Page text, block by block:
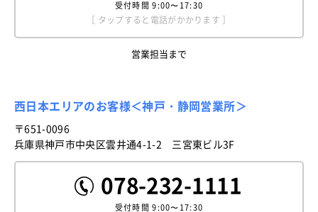
受付時間9:00〜17:30
［ タップすると電話がかかります ］
営業担当まで
西日本エリアのお客様＜神戸・静岡営業所＞
〒651-0096
兵庫県神戸市中央区雲井通4-1-2 三宮東ビル3F
078-232-1111
受付時間9:00〜17:30